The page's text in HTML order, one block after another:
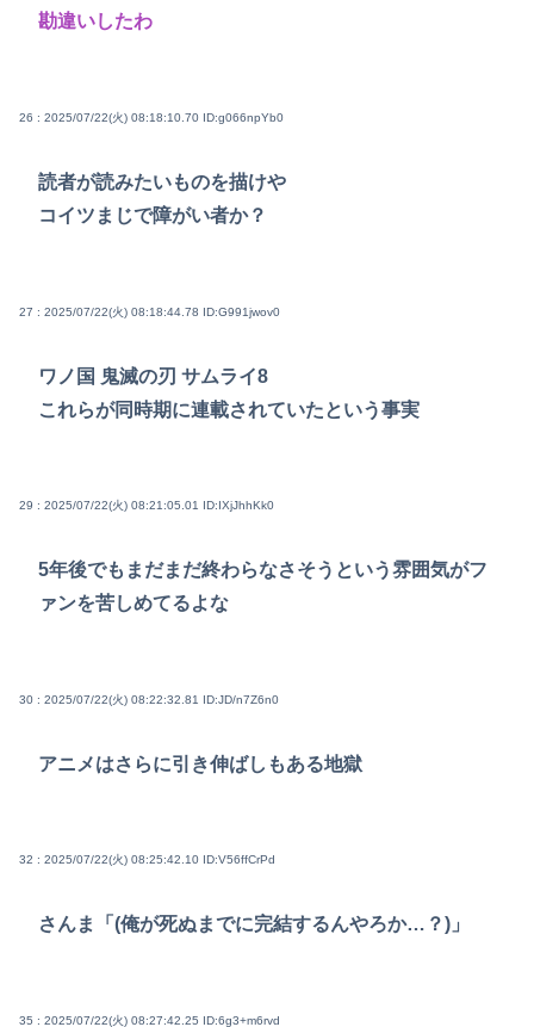
勘違いしたわ
26 : 2025/07/22(火) 08:18:10.70 ID:g066npYb0
読者が読みたいものを描けや
コイツまじで障がい者か？
27 : 2025/07/22(火) 08:18:44.78 ID:G991jwov0
ワノ国 鬼滅の刃 サムライ8
これらが同時期に連載されていたという事実
29 : 2025/07/22(火) 08:21:05.01 ID:IXjJhhKk0
5年後でもまだまだ終わらなさそうという雰囲気がフ
ァンを苦しめてるよな
30 : 2025/07/22(火) 08:22:32.81 ID:JD/n7Z6n0
アニメはさらに引き伸ばしもある地獄
32 : 2025/07/22(火) 08:25:42.10 ID:V56ffCrPd
さんま「(俺が死ぬまでに完結するんやろか…？)」
35 : 2025/07/22(火) 08:27:42.25 ID:6g3+m6rvd